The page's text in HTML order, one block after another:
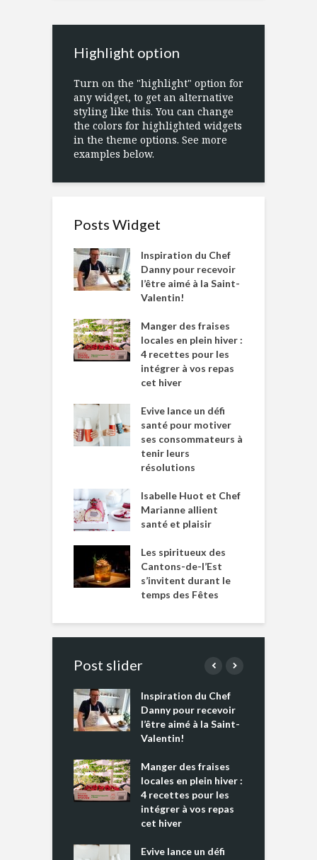
Highlight option
Turn on the "highlight" option for
any widget, to get an alternative
styling like this. You can change
the colors for highlighted widgets
in the theme options. See more
examples below.
Posts Widget
Inspiration du Chef
Danny pour recevoir
l’être aimé à la Saint-
Valentin!
Manger des fraises
locales en plein hiver :
4 recettes pour les
intégrer à vos repas
cet hiver
Evive lance un défi
santé pour motiver
ses consommateurs à
tenir leurs
résolutions
Isabelle Huot et Chef
Marianne allient
santé et plaisir
Les spiritueux des
Cantons-de-l’Est
s’invitent durant le
temps des Fêtes
Post slider
Inspiration du Chef
Danny pour recevoir
l’être aimé à la Saint-
Valentin!
Manger des fraises
locales en plein hiver :
4 recettes pour les
intégrer à vos repas
cet hiver
Evive lance un défi